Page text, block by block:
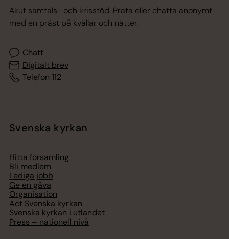
Akut samtals- och krisstöd. Prata eller chatta anonymt
med en präst på kvällar och nätter.
Chatt
Digitalt brev
Telefon 112
Svenska kyrkan
Hitta församling
Bli medlem
Lediga jobb
Ge en gåva
Organisation
Act Svenska kyrkan
Svenska kyrkan i utlandet
Press – nationell nivå